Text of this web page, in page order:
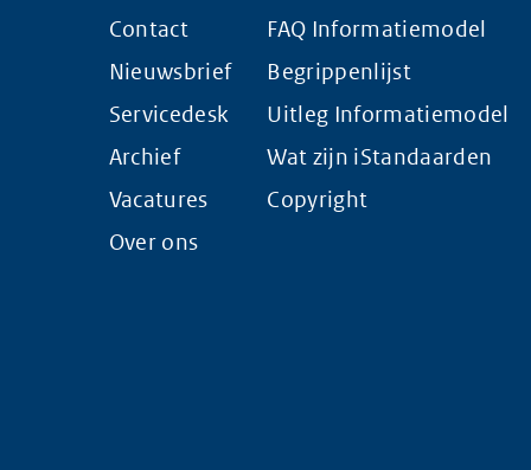
Contact
Nieuwsbrief
Servicedesk
Archief
Vacatures
Over ons
FAQ Informatiemodel
Begrippenlijst
Uitleg Informatiemodel
Wat zijn iStandaarden
Copyright